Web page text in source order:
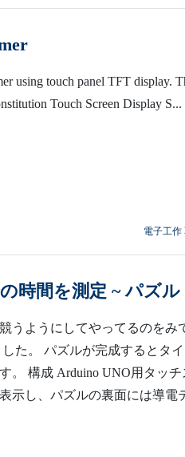
using touch panel TFT display.
Touch Screen Display S...
電子工作
時間を測定 ~ パズ
うようにしてやってるのをみ
た。 パズルが完成するとタ
。 構成 Arduino UNO用タッ
示し、パズルの裏面には導電